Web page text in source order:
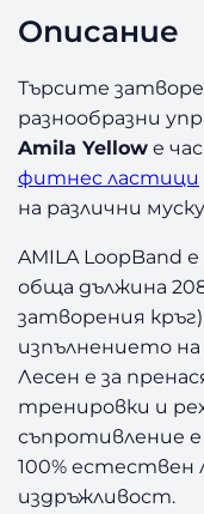
т
е
а
с
т
к
A
m
i
Y
e
l
l
Описание
Търсите
разнообразни
Amila Yellow е
фитнес ластици
на различни
AMILA LoopBand
обща дължина
затворения
изпълнението
Лесен е за
тренировки и
съпротивление
100% естествен
издръжливост.